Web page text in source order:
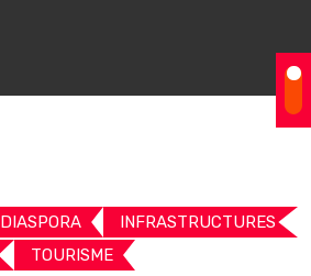
DIASPORA
INFRASTRUCTURES
TOURISME